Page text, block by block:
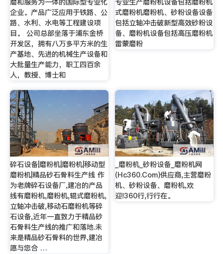
企业。产品广泛应用于铁路、公
路、水利、水电等工程建设项
目。 公司总部坐落于浦东金桥
开发区，拥有八万多平方米的生
产基地、先进的机械生产设备和
大批量生产能力，职工四百余
人，教授、博士和
式磨粉机磨粉机、砂粉设备设备
包括立轴冲击破新型高效砂粉设
备、磨粉机设备包括高压磨粉机
雷蒙磨粉
碎石设备|磨粉机|磨粉机|移动型
磨粉机|精品砂石骨料生产线 作
为老牌碎石设备厂,建冶的产品
线有磨粉机,磨粉机,辊式磨粉机,
立轴冲击破,移动石磨粉机等碎
石设备,近年一直致力于精品砂
石骨料生产线的推广和落地.未
来是精品砂石骨料的世界,建冶
愿与您合 …
_磨粉机_砂粉设备_磨粉机网
(Hc360.Com)供应商,主营磨粉
机、砂粉设备、磨粉机,欢
迎!360行,行行在。